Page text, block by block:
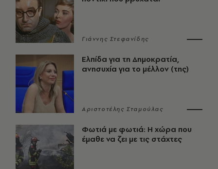
Γιάννης Στεφανίδης
Ελπίδα για τη Δημοκρατία,
ανησυχία για το μέλλον (της)
Αριστοτέλης Σταμούλας
Φωτιά με φωτιά: Η χώρα που
έμαθε να ζει με τις στάχτες